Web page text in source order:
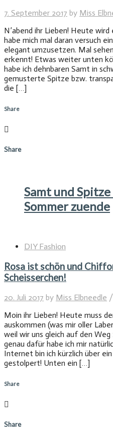
7. September 2017 by Miss
N’abend ihr Lieben! Heute
habe mich mal daran versuch
elegant umzusetzen. Mal
erkennt! Etwas weiter unten
habe ich dehnbaren Samt in
gemusterte Spitze bzw.
die […]
Share
Share
Samt und
Sommer zuende
DIY Fashion
Rosa ist schön und
Scheisserchen!
20. Juli 2017 by Miss Elbneedle /
Moin ihr Lieben! Heute muss
auskommen (was mir oller
weil wir uns gleich auf den
genau dafür habe ich mir
Internet bin ich kürzlich über
gestolpert! Unten ein […]
Share
Share